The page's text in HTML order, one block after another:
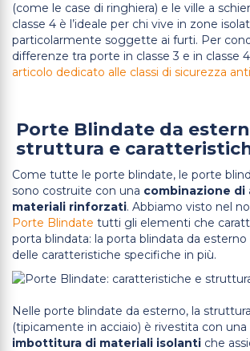
(come le case di ringhiera) e le ville a
classe 4 è l’ideale per chi vive in zone
particolarmente soggette ai furti. Per
differenze tra porte in classe 3 e in classe
articolo dedicato alle classi di sicurezza
Porte Blindate da
struttura e
Come tutte le porte blindate, le porte
sono costruite con una combinazione di
materiali rinforzati. Abbiamo visto nel
Porte Blindate tutti gli elementi che
porta blindata: la porta blindata da
delle caratteristiche specifiche in più.
Nelle porte blindate da esterno, la
(tipicamente in acciaio) è rivestita con una
imbottitura di materiali isolanti che